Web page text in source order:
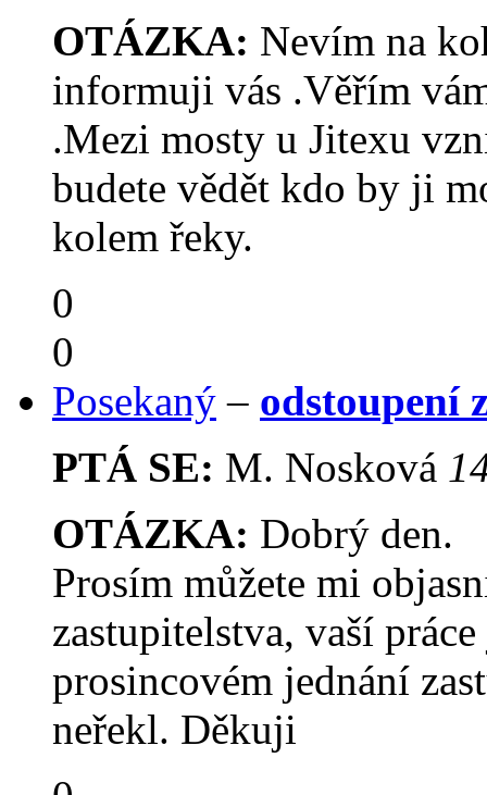
OTÁZKA: Nevím na
informuji vás .Věřím
.Mezi mosty u Jitexu
budete vědět kdo by ji
kolem řeky.
0
0
Posekaný – odstoupení
PTÁ SE: M. Nosková
OTÁZKA: Dobrý den.
Prosím můžete mi
zastupitelstva, vaší
prosincovém jednání
neřekl. Děkuji